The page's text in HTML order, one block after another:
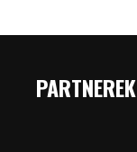
PARTNEREK